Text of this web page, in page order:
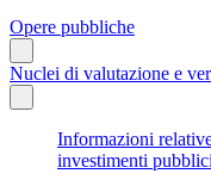
Opere pubbliche
Nuclei di valutazione e
Informazioni
investimenti pubblici